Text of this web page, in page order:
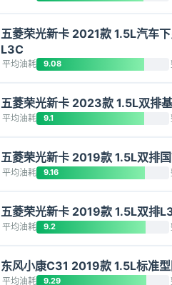
五菱荣光新卡 2021款 1.5L汽车
L3C
平均油耗 9.08
五菱荣光新卡 2023款 1.5L双排
平均油耗 9.1
五菱荣光新卡 2019款 1.5L双排
平均油耗 9.16
五菱荣光新卡 2019款 1.5L双排
平均油耗 9.2
东风小康C31 2019款 1.5L标准
平均油耗 9.29